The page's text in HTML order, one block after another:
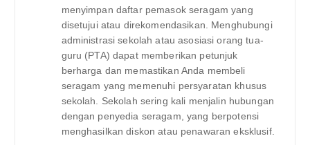
menyimpan daftar pemasok seragam yang
disetujui atau direkomendasikan. Menghubungi
administrasi sekolah atau asosiasi orang tua-
guru (PTA) dapat memberikan petunjuk
berharga dan memastikan Anda membeli
seragam yang memenuhi persyaratan khusus
sekolah. Sekolah sering kali menjalin hubungan
dengan penyedia seragam, yang berpotensi
menghasilkan diskon atau penawaran eksklusif.